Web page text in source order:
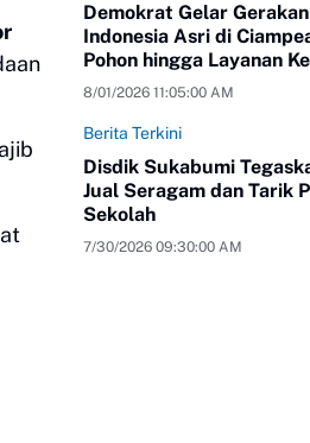
Demokrat Gelar
Indonesia Asri di
Pohon hingga Layanan
Gratis
8/01/2026 11:05:00 AM
Berita Terkini
Disdik Sukabumi
Jual Seragam dan Tarik
Sekolah
7/30/2026 09:30:00 AM